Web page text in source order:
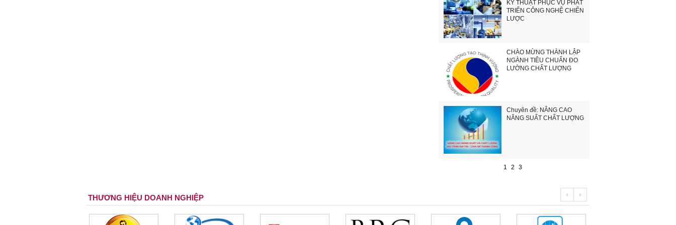
KỸ THUẬT PHỤC VỤ PHÁT
TRIỂN CÔNG NGHỆ CHIẾN
LƯỢC
CHÀO MỪNG THÀNH LẬP
NGÀNH TIÊU CHUẨN ĐO
LƯỜNG CHẤT LƯỢNG
Chuyên đề: NÂNG CAO
NĂNG SUẤT CHẤT LƯỢNG
1 2 3
THƯƠNG HIỆU DOANH NGHIỆP